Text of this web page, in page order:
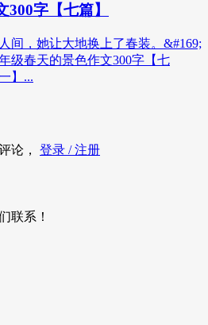
字【七篇】
间，她让大地换上了春装。&#169;
级春天的景色作文300字【七
】...
论， 登录 / 注册
联系！